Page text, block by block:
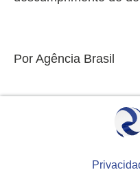
Por Agência Brasil